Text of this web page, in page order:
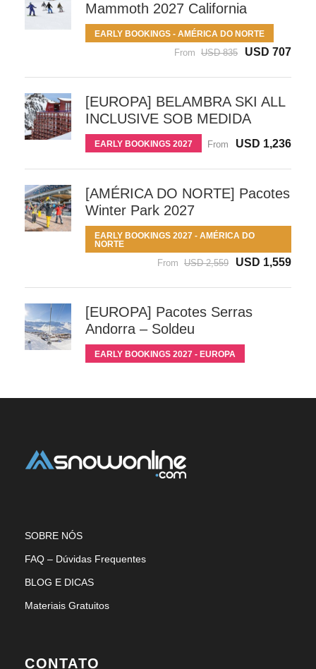
Mammoth 2027 California
EARLY BOOKINGS - AMÉRICA DO NORTE
From USD 835 USD 707
[EUROPA] BELAMBRA SKI ALL
INCLUSIVE SOB MEDIDA
EARLY BOOKINGS 2027 From USD 1,236
[AMÉRICA DO NORTE] Pacotes
Winter Park 2027
EARLY BOOKINGS 2027 - AMÉRICA DO
NORTE
From USD 2,559 USD 1,559
[EUROPA] Pacotes Serras
Andorra – Soldeu
EARLY BOOKINGS 2027 - EUROPA
SOBRE NÓS
FAQ – Dúvidas Frequentes
BLOG E DICAS
Materiais Gratuitos
CONTATO